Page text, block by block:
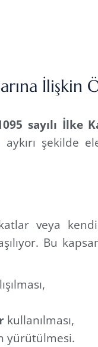
İlişkin
sayılı İlke
şekilde
veya
Bu
kullanılması,
yürütülmesi.